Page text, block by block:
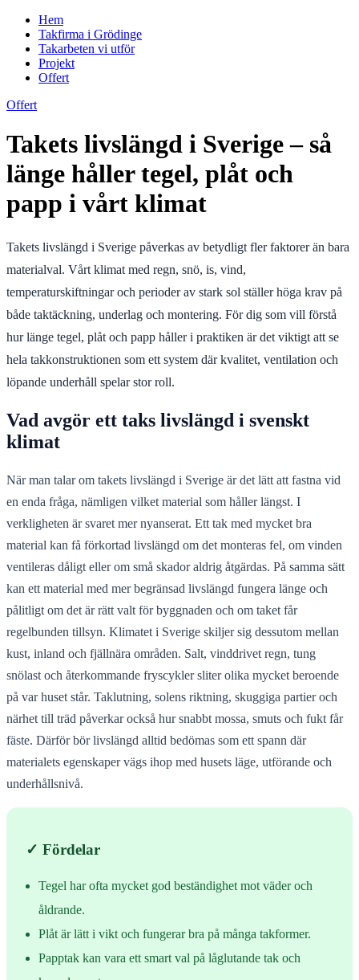
Hem
Takfirma i Grödinge
Takarbeten vi utför
Projekt
Offert
Offert
Takets livslängd i Sverige – så
länge håller tegel, plåt och
papp i vårt klimat
Takets livslängd i Sverige påverkas av betydligt fler faktorer än bara
materialval. Vårt klimat med regn, snö, is, vind,
temperaturskiftningar och perioder av stark sol ställer höga krav på
både taktäckning, underlag och montering. För dig som vill förstå
hur länge tegel, plåt och papp håller i praktiken är det viktigt att se
hela takkonstruktionen som ett system där kvalitet, ventilation och
löpande underhåll spelar stor roll.
Vad avgör ett taks livslängd i svenskt
klimat
När man talar om takets livslängd i Sverige är det lätt att fastna vid
en enda fråga, nämligen vilket material som håller längst. I
verkligheten är svaret mer nyanserat. Ett tak med mycket bra
material kan få förkortad livslängd om det monteras fel, om vinden
ventileras dåligt eller om små skador aldrig åtgärdas. På samma sätt
kan ett material med mer begränsad livslängd fungera länge och
pålitligt om det är rätt valt för byggnaden och om taket får
regelbunden tillsyn. Klimatet i Sverige skiljer sig dessutom mellan
kust, inland och fjällnära områden. Salt, vinddrivet regn, tung
snölast och återkommande fryscykler sliter olika mycket beroende
på var huset står. Taklutning, solens riktning, skuggiga partier och
närhet till träd påverkar också hur snabbt mossa, smuts och fukt får
fäste. Därför bör livslängd alltid bedömas som ett spann där
materialets egenskaper vägs ihop med husets läge, utförande och
underhållsnivå.
✓ Fördelar
Tegel har ofta mycket god beständighet mot väder och
åldrande.
Plåt är lätt i vikt och fungerar bra på många takformer.
Papptak kan vara ett smart val på låglutande tak och